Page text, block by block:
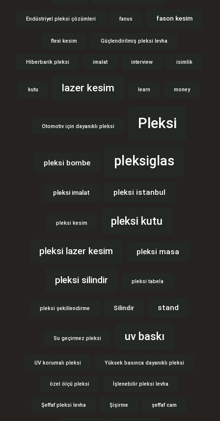
Endüstriyel pleksi çözümleri fanus fason kesim
flexi kesim Güçlendirilmiş pleksi levha
Hiberbarik pleksi imalat interview isimlik
kutu lazer kesim learn money
Otomotiv için dayanıklı pleksi Pleksi
pleksi bombe pleksiglas
pleksi imalat pleksi istanbul
pleksi kesim pleksi kutu
pleksi lazer kesim pleksi masa
pleksi silindir pleksi tabela
pleksi şekillendirme Silindir stand
Su geçirmez pleksi uv baskı
UV korumalı pleksi Yüksek basınca dayanıklı pleksi
özel ölçü pleksi İşlenebilir pleksi levha
Şeffaf pleksi levha Şişirme şeffaf cam